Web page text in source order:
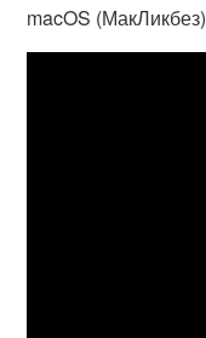
macOS (МакЛикбез)